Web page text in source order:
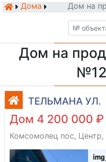
Дома Дом на
Дом на
ТЕЛЬМАНА УЛ.
Дом 4 200 000 ₽
Комсомолец пос, Центр,